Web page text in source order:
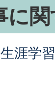
に
涯学